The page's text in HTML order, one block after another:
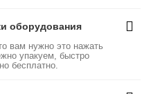
оборудования
вам нужно это нажать
упакуем, быстро
бесплатно.